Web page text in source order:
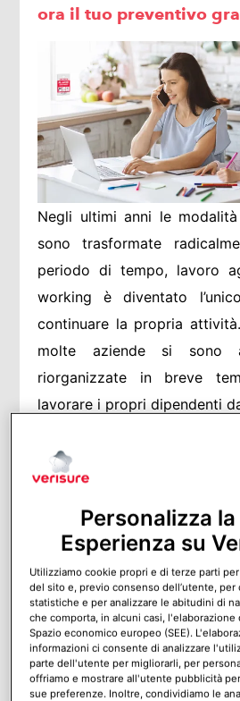
ora il tuo preventivo
Negli ultimi anni le
sono trasformate
periodo di tempo, lavoro
working è diventato
continuare la propria
molte aziende si sono
riorganizzate in breve
lavorare i propri dipendenti
Lo smart-working
determinato un
oltre la fine
almeno in parte
Tuttavia, se da una parte lo
assicura una business
invece può dare spazio a
quanto riguarda la
Personalizza la
Esperienza su
Utilizziamo cookie propri e di terze parti
del sito e, previo consenso dell’utente,
statistiche e per analizzare le abitudini di
che comporta, in alcuni casi,
Spazio economico europeo (SEE).
informazioni ci consente di analizzare
parte dell'utente per migliorarli, per
offriamo e mostrare all'utente pubblicità
sue preferenze. Inoltre, condividiamo le